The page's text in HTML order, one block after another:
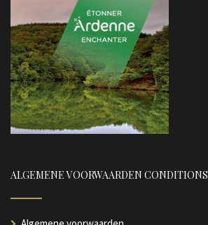
ALGEMENE VOORWAARDEN CONDITIONS